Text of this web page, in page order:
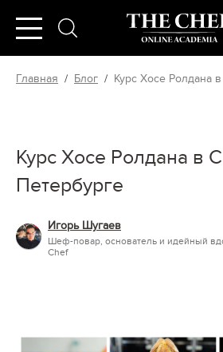
Главная / Блог / Курс Хосе Ролдана
Курс Хосе Ролдана в
Петербурге
Игорь Шугаев
Шеф-повар, основатель и идейный
Chef